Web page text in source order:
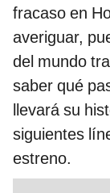
fracaso en
averiguar,
del mundo
saber qué
llevará su
siguientes
estreno.